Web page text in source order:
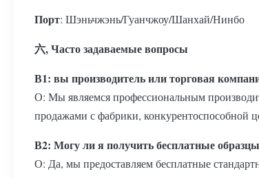
Порт: Шэньчжэнь/Гуанчжоу/Шанхай/Нинбо
六, Часто задаваемые вопросы
В1: вы производитель или торговая
О: Мы являемся профессиональным
продажами с фабрики, конкурентоспособной
В2: Могу ли я получить бесплатные
О: Да, мы предоставляем бесплатные